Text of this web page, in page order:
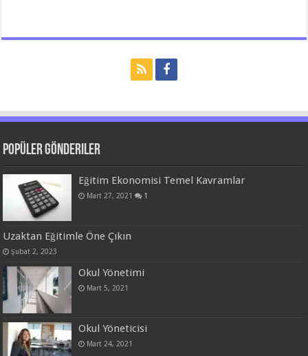
Popüler Gönderiler
Eğitim Ekonomisi Temel Kavramlar
Mart 27, 2021 1
Uzaktan Eğitimle Öne Çıkın
Şubat 2, 2023
Okul Yönetimi
Mart 5, 2021
Okul Yöneticisi
Mart 24, 2021